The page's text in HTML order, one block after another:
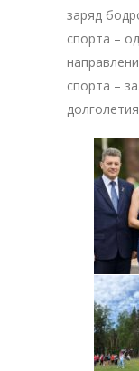
заряд
спорта –
спорта –